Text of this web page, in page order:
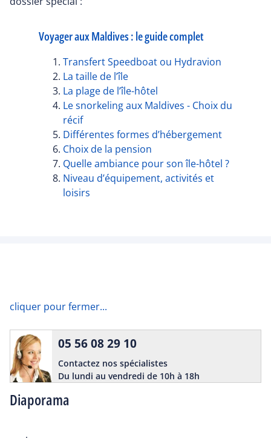
Voyager aux Maldives : le guide complet
Transfert Speedboat ou Hydravion
La taille de l’île
La plage de l’île-hôtel
Le snorkeling aux Maldives - Choix du
récif
Différentes formes d’hébergement
Choix de la pension
Quelle ambiance pour son île-hôtel ?
Niveau d’équipement, activités et
loisirs
cliquer pour fermer...
Diaporama
05 56 08 29 10
Contactez nos spécialistes
Du lundi au vendredi de 10h à 18h